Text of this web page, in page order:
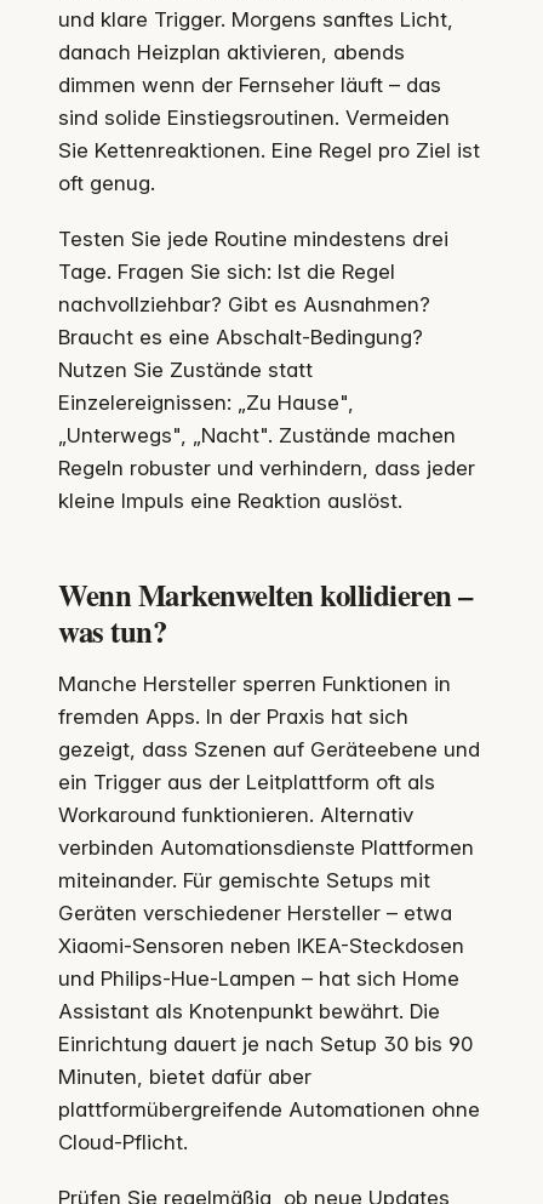
und klare Trigger. Morgens sanftes Licht,
danach Heizplan aktivieren, abends
dimmen wenn der Fernseher läuft – das
sind solide Einstiegsroutinen. Vermeiden
Sie Kettenreaktionen. Eine Regel pro Ziel ist
oft genug.
Testen Sie jede Routine mindestens drei
Tage. Fragen Sie sich: Ist die Regel
nachvollziehbar? Gibt es Ausnahmen?
Braucht es eine Abschalt-Bedingung?
Nutzen Sie Zustände statt
Einzelereignissen: „Zu Hause",
„Unterwegs", „Nacht". Zustände machen
Regeln robuster und verhindern, dass jeder
kleine Impuls eine Reaktion auslöst.
Wenn Markenwelten kollidieren –
was tun?
Manche Hersteller sperren Funktionen in
fremden Apps. In der Praxis hat sich
gezeigt, dass Szenen auf Geräteebene und
ein Trigger aus der Leitplattform oft als
Workaround funktionieren. Alternativ
verbinden Automationsdienste Plattformen
miteinander. Für gemischte Setups mit
Geräten verschiedener Hersteller – etwa
Xiaomi-Sensoren neben IKEA-Steckdosen
und Philips-Hue-Lampen – hat sich Home
Assistant als Knotenpunkt bewährt. Die
Einrichtung dauert je nach Setup 30 bis 90
Minuten, bietet dafür aber
plattformübergreifende Automationen ohne
Cloud-Pflicht.
Prüfen Sie regelmäßig, ob neue Updates